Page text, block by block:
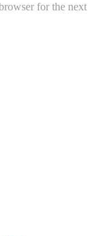
for the next